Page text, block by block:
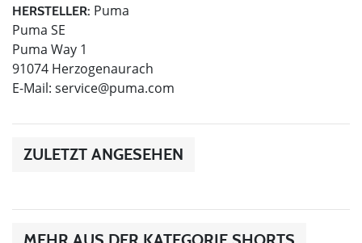
HERSTELLER: Puma
Puma SE
Puma Way 1
91074 Herzogenaurach
E-Mail: service@puma.com
ZULETZT ANGESEHEN